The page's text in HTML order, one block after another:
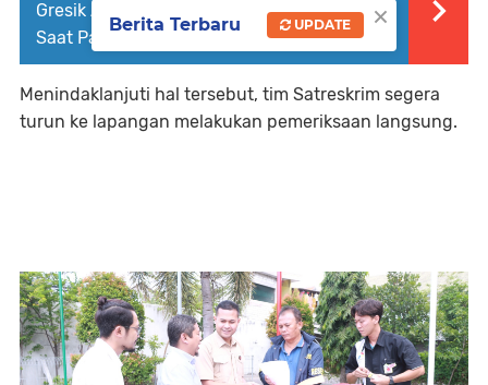
Gresik Amankan Tersangka Penganiayaan
Saat Patrol Sahur
Menindaklanjuti hal tersebut, tim Satreskrim segera
turun ke lapangan melakukan pemeriksaan langsung.
×
Berita Terbaru UPDATE